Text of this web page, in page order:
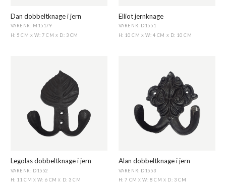
Dan dobbeltknage i jern
VARENR: M15179
H: 5 CMX W: 7 CM X D: 3 CM
Elliot jernknage
VARENR: D1551
H: 10 CM X W: 4 CM X D: 10 CM
Legolas dobbeltknage i jern
VARENR: D1552
H: 11 CM X W: 6 CMX D: 3 CM
Alan dobbeltknage i jern
VARENR: D1553
H: 7 CMX W: 8 CM X D: 3 CM